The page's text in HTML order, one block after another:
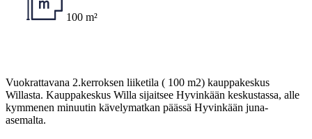
100 m²
Vuokrattavana 2.kerroksen liiketila ( 100 m2) kauppakeskus
Willasta. Kauppakeskus Willa sijaitsee Hyvinkään keskustassa, alle
kymmenen minuutin kävelymatkan päässä Hyvinkään juna-
asemalta.